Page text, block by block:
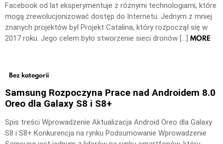
Facebook od lat eksperymentuje z różnymi technologiami, które
mogą zrewolucjonizować dostęp do Internetu. Jednym z mniej
znanych projektów był Projekt Catalina, który rozpoczął się w
2017 roku. Jego celem było stworzenie sieci dronów […] MORE
Bez kategorii
Samsung Rozpoczyna Prace nad Androidem 8.0
Oreo dla Galaxy S8 i S8+
Spis treści Wprowadzenie Aktualizacja Android Oreo dla Galaxy
S8 i S8+ Konkurencja na rynku Podsumowanie Wprowadzenie